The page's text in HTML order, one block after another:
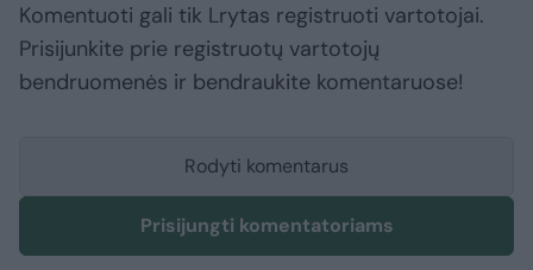
Komentuoti gali tik Lrytas registruoti vartotojai.
Prisijunkite prie registruotų vartotojų
bendruomenės ir bendraukite komentaruose!
Rodyti komentarus
Prisijungti komentatoriams